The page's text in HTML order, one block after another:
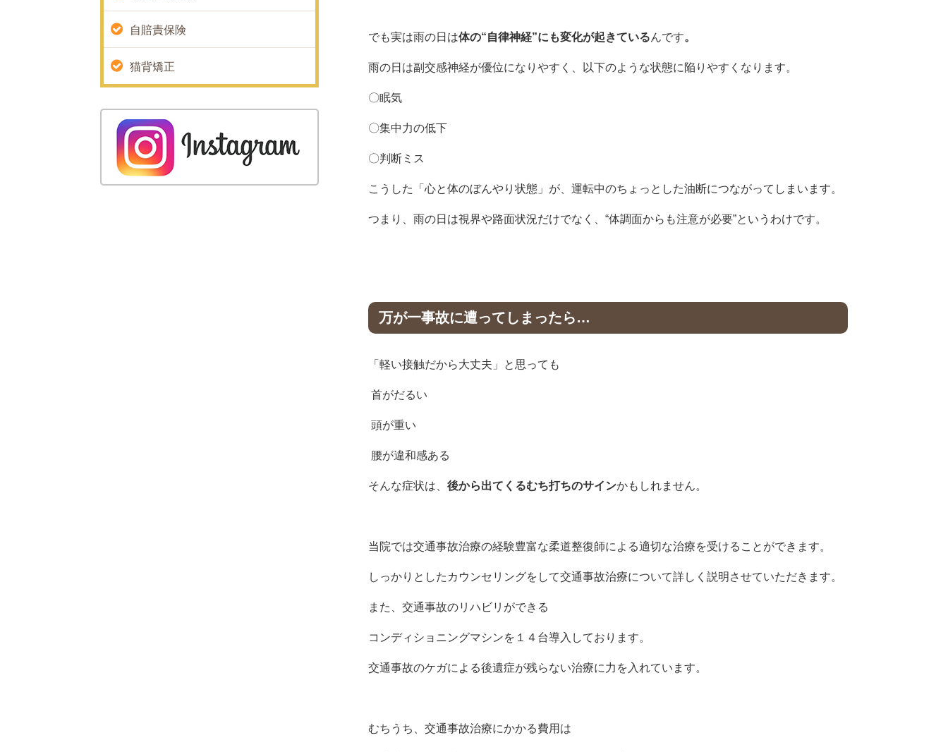
でも実は雨の日は体の“自律神経”にも変化が起きているんです。
雨の日は副交感神経が優位になりやすく、以下のような状態に陥りやすくなります。
〇眠気
〇集中力の低下
〇判断ミス
こうした「心と体のぼんやり状態」が、運転中のちょっとした油断につながってしまいます。
つまり、雨の日は視界や路面状況だけでなく、“体調面からも注意が必要”というわけです。
万が一事故に遭ってしまったら…
「軽い接触だから大丈夫」と思っても
首がだるい
頭が重い
腰が違和感ある
そんな症状は、 後から出てくるむち打ちのサインかもしれません。
当院では交通事故治療の経験豊富な柔道整復師による適切な治療を受けることができます。
しっかりとしたカウンセリングをして交通事故治療について詳しく説明させていただきます。
また、交通事故のリハビリができる
コンディショニングマシンを１４台導入しております。
交通事故のケガによる後遺症が残らない治療に力を入れています。
むちうち、交通事故治療にかかる費用は
自賠責保険
猫背矯正